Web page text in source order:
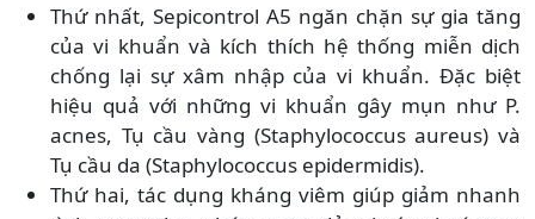
Thứ nhất, Sepicontrol A5 ngăn chặn sự gia tăng
của vi khuẩn và kích thích hệ thống miễn dịch
chống lại sự xâm nhập của vi khuẩn. Đặc biệt
hiệu quả với những vi khuẩn gây mụn như P.
acnes, Tụ cầu vàng (Staphylococcus aureus) và
Tụ cầu da (Staphylococcus epidermidis).
Thứ hai, tác dụng kháng viêm giúp giảm nhanh